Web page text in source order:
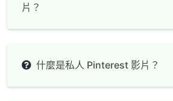
片？
什麼是私人 Pinterest 影片？